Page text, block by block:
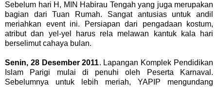
Sebelum hari H, MIN Habirau Tengah yang juga merupakan
bagian dari Tuan Rumah. Sangat antusias untuk andil
meriahkan event ini. Persiapan dari pengadaan kostum,
atribut dan yel-yel harus rela melawan kantuk kala hari
berselimut cahaya bulan.
Senin, 28 Desember 2011. Lapangan Komplek Pendidikan
Islam Parigi mulai di penuhi oleh Peserta Karnaval.
Sebelumnya untuk lebih meriah, YAPIP mengundang